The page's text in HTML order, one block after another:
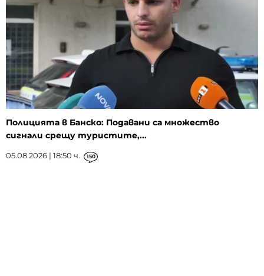
Полицията в Банско: Подавани са множество
сигнали срещу туристите,...
05.08.2026 | 18:50 ч. 150